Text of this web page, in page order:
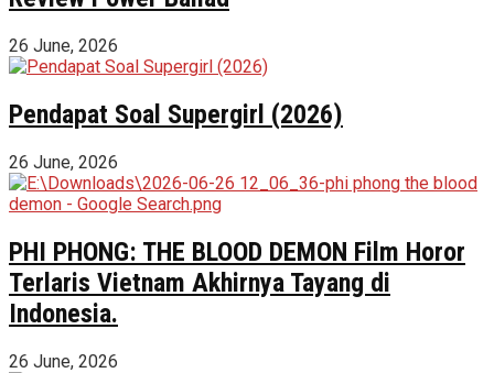
26 June, 2026
Pendapat Soal Supergirl (2026)
26 June, 2026
PHI PHONG: THE BLOOD DEMON Film Horor
Terlaris Vietnam Akhirnya Tayang di
Indonesia.
26 June, 2026